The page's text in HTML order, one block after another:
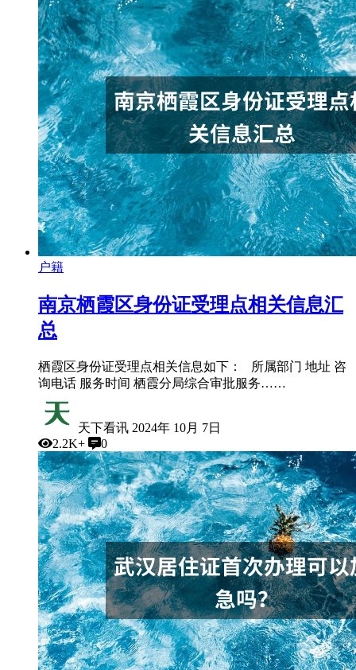
户籍
南京栖霞区身份证受理点相关信息汇
总
栖霞区身份证受理点相关信息如下： 所属部门 地址 咨
询电话 服务时间 栖霞分局综合审批服务……
天下看讯 2024年 10月 7日
2.2K+
0